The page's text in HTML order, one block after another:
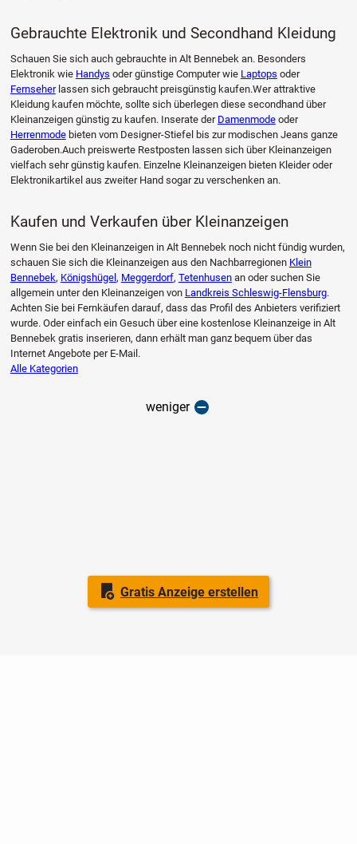
Gratis Anzeige erstellen
Gebrauchte Elektronik und Secondhand Kleidung
Schauen Sie sich auch gebrauchte in Alt Bennebek an. Besonders
Elektronik wie Handys oder günstige Computer wie Laptops oder
Fernseherlassen sich gebraucht preisgünstig kaufen.Wer attraktive
Kleidung kaufen möchte, sollte sich überlegen diese secondhand über
Kleinanzeigen günstig zu kaufen. Inserate der Damenmodeoder
Herrenmodebieten vom Designer-Stiefel bis zur modischen Jeans ganze
Gaderoben.Auch preiswerte Restposten lassen sich über Kleinanzeigen
vielfach sehr günstig kaufen. Einzelne Kleinanzeigen bieten Kleider oder
Elektronikartikel aus zweiter Hand sogar zu verschenken an.
Kaufen und Verkaufen über Kleinanzeigen
Wenn Sie bei den Kleinanzeigen in Alt Bennebek noch nicht fündig wurden,
schauen Sie sich die Kleinanzeigen aus den Nachbarregionen Klein
Bennebek, Königshügel , Meggerdorf, Tetenhusenan oder suchen Sie
allgemein unter den Kleinanzeigen von Landkreis Schleswig-Flensburg.
Achten Sie bei Fernkäufen darauf, dass das Profil des Anbieters verifiziert
wurde. Oder einfach ein Gesuch über eine kostenlose Kleinanzeige in Alt
Bennebek gratis inserieren, dann erhält man ganz bequem über das
Internet Angebote per E-Mail.
Alle Kategorien
weniger